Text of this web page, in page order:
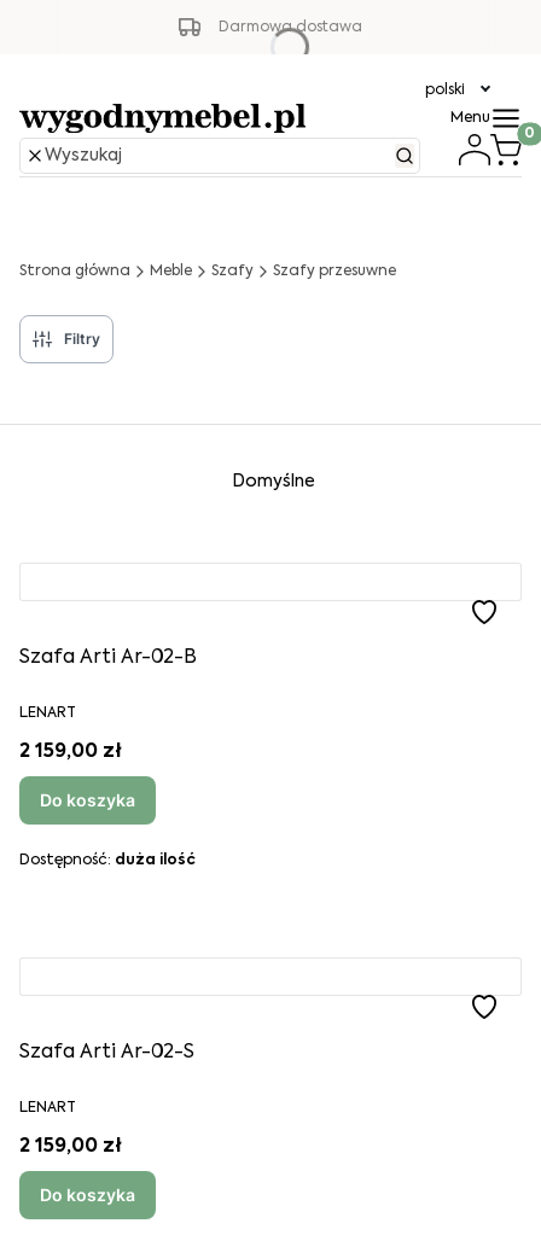
Darmowa dostawa
polski
Menu
Strona główna Meble Szafy Szafy przesuwne
Filtry
Domyślne
Szafa Arti Ar-02-B
LENART
2 159,00 zł
Do koszyka
Dostępność: duża ilość
Szafa Arti Ar-02-S
LENART
2 159,00 zł
Do koszyka